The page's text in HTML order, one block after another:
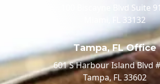
100 Biscayne Blvd Suite
Miami, FL 33132
Tampa, FL Office
601 S Harbour Island Blvd
Tampa, FL 33602